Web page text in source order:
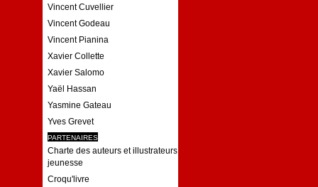
Vincent Cuvellier
Vincent Godeau
Vincent Pianina
Xavier Collette
Xavier Salomo
Yaël Hassan
Yasmine Gateau
Yves Grevet
PARTENAIRES
Charte des auteurs et illustrateurs
jeunesse
Croqu'livre